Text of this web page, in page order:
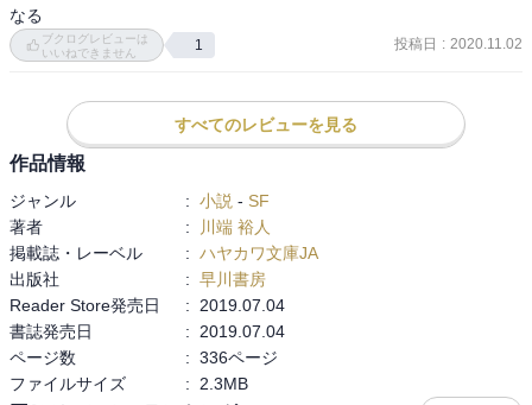
なる
ブクログレビューは
いいねできません
1 投稿日 : 2020.11.02
すべてのレビューを見る
作品情報
ジャンル : 小説 - SF
著者
:
川端 裕人
掲載誌・レーベル
: ハヤカワ文庫JA
出版社
: 早川書房
Reader Store発売日
:
2019.07.04
書誌発売日
:
2019.07.04
ページ数
: 336ページ
ファイルサイズ
: 2.3MB